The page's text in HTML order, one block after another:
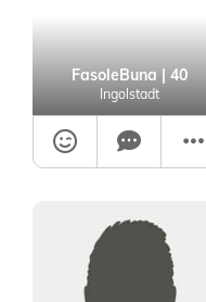
FasoleBuna | 40
Ingolstadt